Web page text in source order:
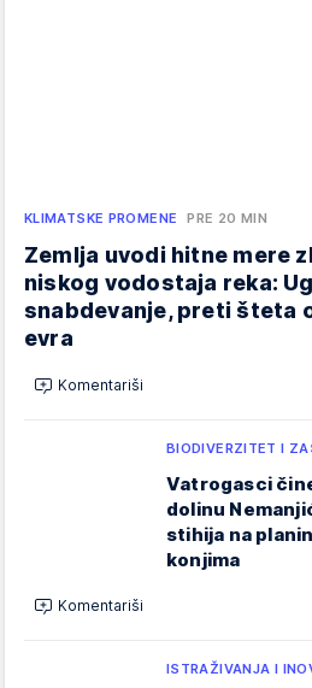
KLIMATSKE PROMENE PRE 20 MIN
Zemlja uvodi hitne mere
niskog vodostaja reka:
snabdevanje, preti šteta
evra
Komentariši
BIODIVERZITET I
Vatrogasci
dolinu
stihija na
konjima
Komentariši
ISTRAŽIVANJA I